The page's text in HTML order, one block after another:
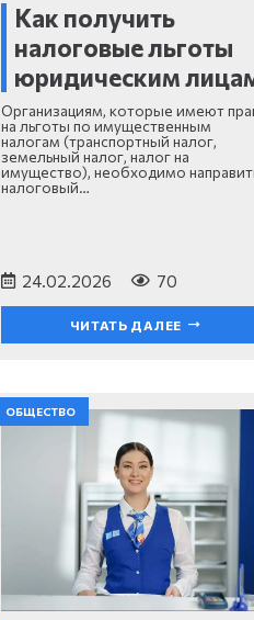
Как получить
налоговые льготы
юридическим
Организациям, которые имеют
на льготы по имущественным
налогам (транспортный налог,
земельный налог, налог на
имущество), необходимо
налоговый…
24.02.2026 70
ЧИТАТЬ ДАЛЕЕ
ОБЩЕСТВО